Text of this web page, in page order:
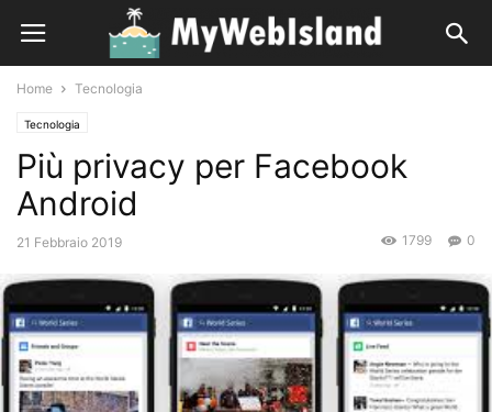
Home Tecnologia
Tecnologia
Più privacy per Facebook
Android
21 Febbraio 2019 0
1799